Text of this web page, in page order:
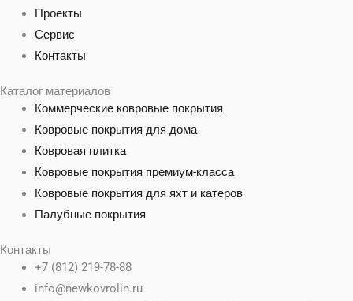
Проекты
Сервис
Контакты
Каталог материалов
Коммерческие ковровые покрытия
Ковровые покрытия для дома
Ковровая плитка
Ковровые покрытия премиум-класса
Ковровые покрытия для яхт и катеров
Палубные покрытия
Контакты
+7 (812) 219-78-88
info@newkovrolin.ru